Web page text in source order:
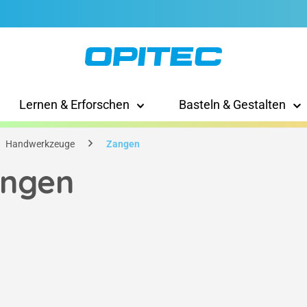
Lernen & Erforschen Basteln & Gestalten
Handwerkzeuge Zangen